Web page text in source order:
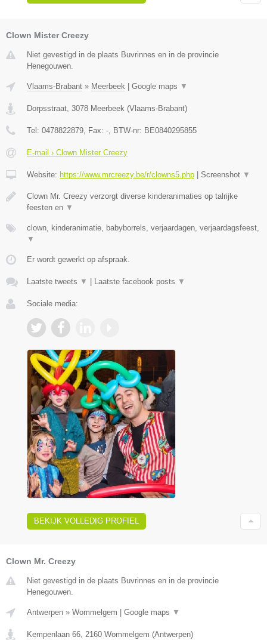
Clown Mister Creezy
Niet gevestigd in de plaats Buvrinnes en in de provincie
Henegouwen.
Vlaams-Brabant » Meerbeek Google maps ▼
Dorpsstraat, 3078 Meerbeek (Vlaams-Brabant)
Tel: 0478822879, Fax: -, BTW-nr: BE0840295855
E-mail › Clown Mister Creezy
Website: https://www.mrcreezy.be/r/clowns5.php Screenshot ▼
Clown Mr. Creezy verzorgt diverse kinderanimaties op talrijke
feesten en ▼
clown, kinderanimatie, babyborrels, verjaardagen, verjaardagsfeest,
▼
Er wordt gewerkt op afspraak.
Laatste tweets ▼ Laatste facebook posts ▼
Sociale media:
BEKIJK VOLLEDIG PROFIEL
Clown Mr. Creezy
Niet gevestigd in de plaats Buvrinnes en in de provincie
Henegouwen.
Antwerpen » Wommelgem Google maps ▼
Kempenlaan 66, 2160 Wommelgem (Antwerpen)